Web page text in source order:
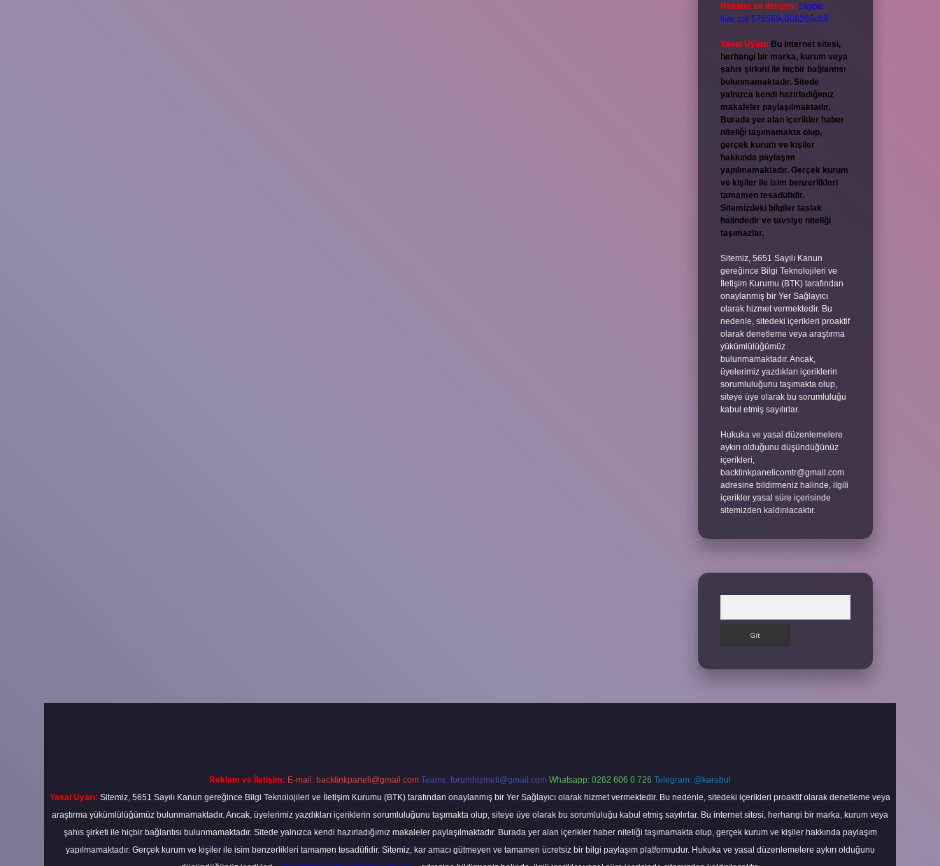
Reklam ve İletişim: Skype:
live:.cid.575569c608265c69
Yasal Uyarı: Bu internet sitesi,
herhangi bir marka, kurum veya
şahıs şirketi ile hiçbir bağlantısı
bulunmamaktadır. Sitede
yalnızca kendi hazırladığımız
makaleler paylaşılmaktadır.
Burada yer alan içerikler haber
niteliği taşımamakta olup,
gerçek kurum ve kişiler
hakkında paylaşım
yapılmamaktadır. Gerçek kurum
ve kişiler ile isim benzerlikleri
tamamen tesadüfidir.
Sitemizdeki bilgiler taslak
halindedir ve tavsiye niteliği
taşımazlar.
Sitemiz, 5651 Sayılı Kanun
gereğince Bilgi Teknolojileri ve
İletişim Kurumu (BTK) tarafından
onaylanmış bir Yer Sağlayıcı
olarak hizmet vermektedir. Bu
nedenle, sitedeki içerikleri proaktif
olarak denetleme veya araştırma
yükümlülüğümüz
bulunmamaktadır. Ancak,
üyelerimiz yazdıkları içeriklerin
sorumluluğunu taşımakta olup,
siteye üye olarak bu sorumluluğu
kabul etmiş sayılırlar.
Hukuka ve yasal düzenlemelere
aykırı olduğunu düşündüğünüz
içerikleri,
backlinkpanelicomtr@gmail.com
adresine bildirmeniz halinde, ilgili
içerikler yasal süre içerisinde
sitemizden kaldırılacaktır.
Reklam ve İletişim: E-mail: backlinkpaneli@gmail.com Teams: forumhizmeti@gmail.com Whatsapp: 0262 606 0 726 Telegram: @karabul
Yasal Uyarı: Sitemiz, 5651 Sayılı Kanun gereğince Bilgi Teknolojileri ve İletişim Kurumu (BTK) tarafından onaylanmış bir Yer Sağlayıcı olarak hizmet vermektedir. Bu nedenle, sitedeki içerikleri proaktif olarak denetleme veya
araştırma yükümlülüğümüz bulunmamaktadır. Ancak, üyelerimiz yazdıkları içeriklerin sorumluluğunu taşımakta olup, siteye üye olarak bu sorumluluğu kabul etmiş sayılırlar. Bu internet sitesi, herhangi bir marka, kurum veya
şahıs şirketi ile hiçbir bağlantısı bulunmamaktadır. Sitede yalnızca kendi hazırladığımız makaleler paylaşılmaktadır. Burada yer alan içerikler haber niteliği taşımamakta olup, gerçek kurum ve kişiler hakkında paylaşım
yapılmamaktadır. Gerçek kurum ve kişiler ile isim benzerlikleri tamamen tesadüfidir. Sitemiz, kar amacı gütmeyen ve tamamen ücretsiz bir bilgi paylaşım platformudur. Hukuka ve yasal düzenlemelere aykırı olduğunu